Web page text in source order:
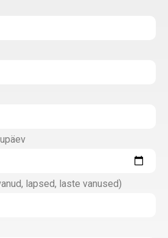
lapsed, laste vanused)